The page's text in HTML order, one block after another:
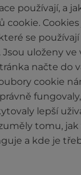
používají, a
cookie.
se
uloženy ve
načte do
cookie
lepší
tomu,
a kde je